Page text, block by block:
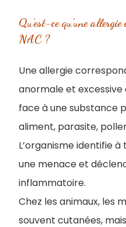
Qu’est-ce qu’une
NAC ?
Une allergie
anormale et
face à une substance
aliment, parasite,
L’organisme identifie
une menace et
inflammatoire.
Chez les animaux, les
souvent cutanées,